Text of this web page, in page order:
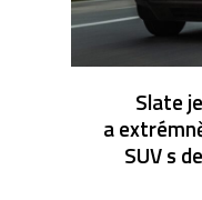
Slate
a
SUV s